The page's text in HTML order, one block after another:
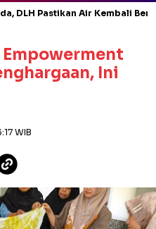
DLH Pastikan Air Kembali
Empowerment
Ini
WIB